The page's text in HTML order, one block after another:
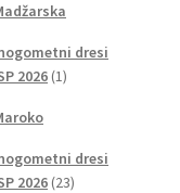
dresi
2026 11
dresi
2026 2323